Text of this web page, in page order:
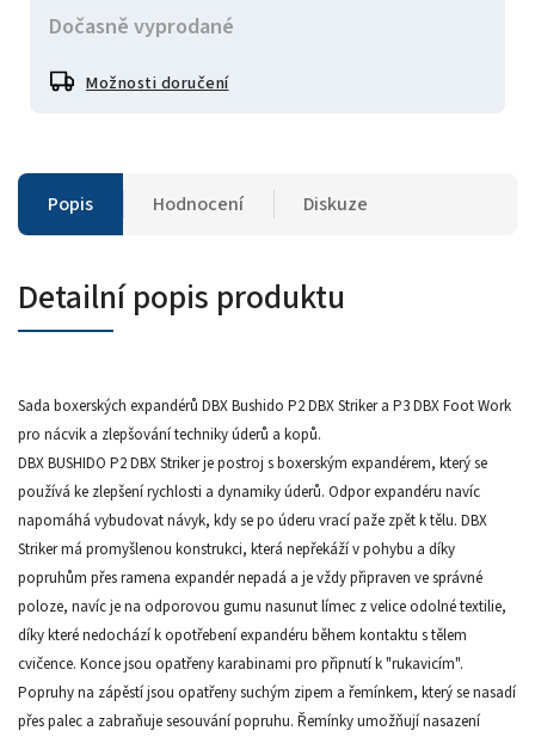
Dočasně vyprodané
Možnosti doručení
Popis Hodnocení Diskuze
Detailní popis produktu
Sada boxerských expandérů DBX Bushido P2 DBX Striker a P3 DBX Foot Work
pro nácvik a zlepšování techniky úderů a kopů.
DBX BUSHIDO P2 DBX Striker je postroj s boxerským expandérem, který se
používá ke zlepšení rychlosti a dynamiky úderů. Odpor expandéru navíc
napomáhá vybudovat návyk, kdy se po úderu vrací paže zpět k tělu. DBX
Striker má promyšlenou konstrukci, která nepřekáží v pohybu a díky
popruhům přes ramena expandér nepadá a je vždy připraven ve správné
poloze, navíc je na odporovou gumu nasunut límec z velice odolné textilie,
díky které nedochází k opotřebení expandéru během kontaktu s tělem
cvičence. Konce jsou opatřeny karabinami pro připnutí k "rukavicím".
Popruhy na zápěstí jsou opatřeny suchým zipem a řemínkem, který se nasadí
přes palec a zabraňuje sesouvání popruhu. Řemínky umožňují nasazení